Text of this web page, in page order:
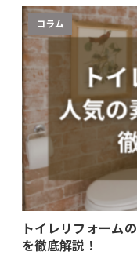
コラム
トイレリフォーム
を徹底解説！